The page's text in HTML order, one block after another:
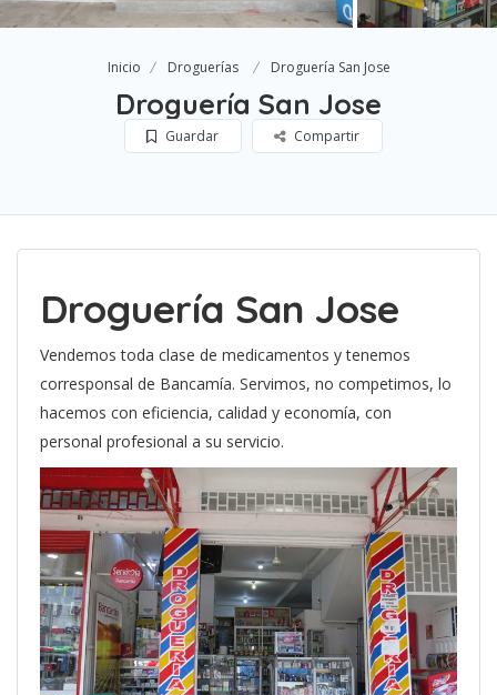
Inicio Droguerías Droguería San Jose
Droguería San Jose
Guardar Compartir
Droguería San Jose
Vendemos toda clase de medicamentos y tenemos
corresponsal de Bancamía. Servimos, no competimos, lo
hacemos con eficiencia, calidad y economía, con
personal profesional a su servicio.